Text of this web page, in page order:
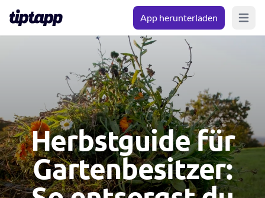
App herunterladen Open
Herbstguide für
Gartenbesitzer: